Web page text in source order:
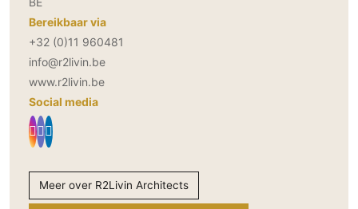
Akoestiek
Binnenzwembaden
Wellness
Wijnkelder en wijnkasten
Bereikbaar via
+32 (0)11 960481
info@r2livin.be
www.r2livin.be
Social media
Meer over R2Livin Architects